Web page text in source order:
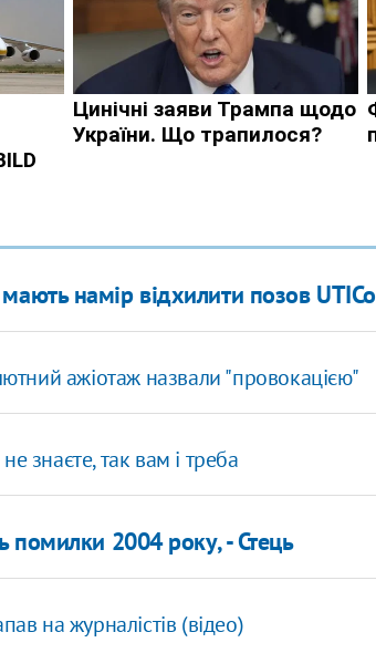
намір відхилити позов UTICo
ажіотаж назвали "провокацією"
знаєте, так вам і треба
помилки 2004 року, - Стець
на журналістів (відео)